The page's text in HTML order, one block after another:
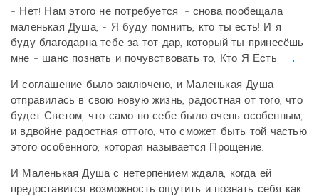
- Нет! Нам этого не потребуется! - снова пообещала
маленькая Душа, - Я буду помнить, кто ты есть! И я
буду благодарна тебе за тот дар, который ты принесёшь
мне - шанс познать и почувствовать то, Кто Я Есть.
И соглашение было заключено, и Маленькая Душа
отправилась в свою новую жизнь, радостная от того, что
будет Светом, что само по себе было очень особенным;
и вдвойне радостная оттого, что сможет быть той частью
этого особенного, которая называется Прощение.
И Маленькая Душа с нетерпением ждала, когда ей
предоставится возможность ощутить и познать себя как